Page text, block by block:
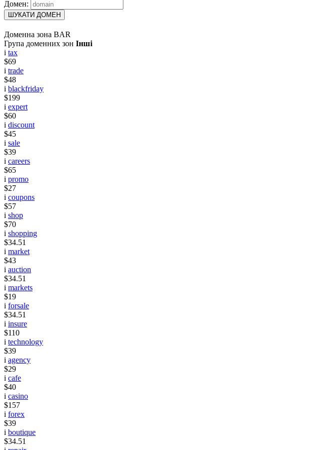
Домен:
ШУКАТИ ДОМЕН
Доменна зона BAR
Група доменних зон Інші
i tax
$69
i trade
$48
i blackfriday
$199
i expert
$60
i discount
$45
i sale
$39
i careers
$65
i promo
$27
i coupons
$57
i shop
$70
i shopping
$34.51
i market
$43
i auction
$34.51
i markets
$19
i forsale
$34.51
i insure
$110
i technology
$39
i agency
$29
i cafe
$40
i casino
$157
i forex
$39
i boutique
$34.51